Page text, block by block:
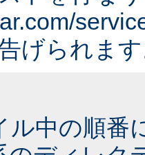
げられま
ル中の順番